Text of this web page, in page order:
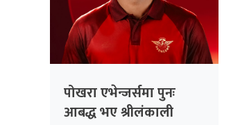
पोखरा एभेन्जर्समा पुनः
आबद्ध भए श्रीलंकाली